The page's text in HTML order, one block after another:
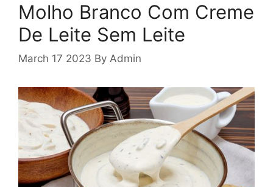
Molho Branco Com Creme
De Leite Sem Leite
March 17 2023 By Admin